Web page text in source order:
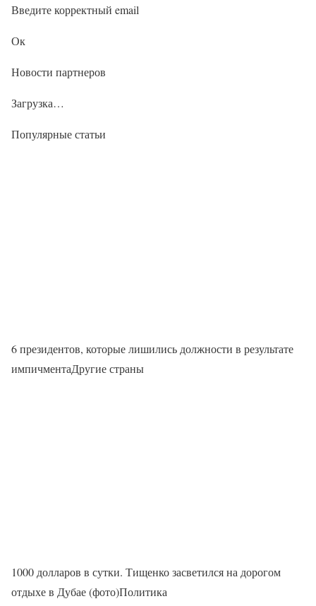
Введите корректный email
Ок
Новости партнеров
Загрузка…
Популярные статьи
6 президентов, которые лишились должности в результате
импичментаДругие страны
1000 долларов в сутки. Тищенко засветился на дорогом
отдыхе в Дубае (фото)Политика